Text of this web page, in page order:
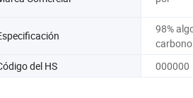
98%
carbono
del HS 000000